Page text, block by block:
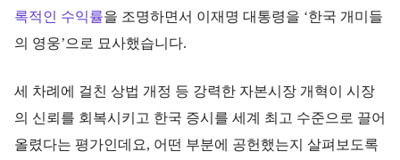
록적인 수익률을 조명하면서 이재명 대통령을 ‘한국 개미들
의 영웅’으로 묘사했습니다.
세 차례에 걸친 상법 개정 등 강력한 자본시장 개혁이 시장
의 신뢰를 회복시키고 한국 증시를 세계 최고 수준으로 끌어
올렸다는 평가인데요, 어떤 부분에 공헌했는지 살펴보도록